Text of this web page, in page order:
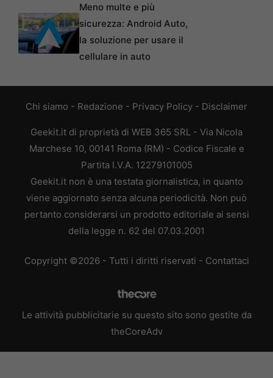
Meno multe e più
sicurezza: Android Auto,
la soluzione per usare il
cellulare in auto
Chi siamo - Redazione - Privacy Policy - Disclaimer
Geekit.it di proprietà di WEB 365 SRL - Via Nicola
Marchese 10, 00141 Roma (RM) - Codice Fiscale e
Partita I.V.A. 12279101005
Geekit.it non è una testata giornalistica, in quanto
viene aggiornato senza alcuna periodicità. Non può
pertanto considerarsi un prodotto editoriale ai sensi
della legge n. 62 del 07.03.2001
Copyright ©2026 - Tutti i diritti riservati - Contattaci
Le attività pubblicitarie su questo sito sono gestite da
theCoreAdv